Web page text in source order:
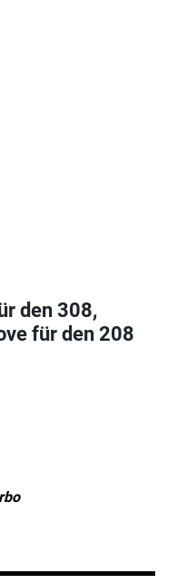
den 308,
für den 208